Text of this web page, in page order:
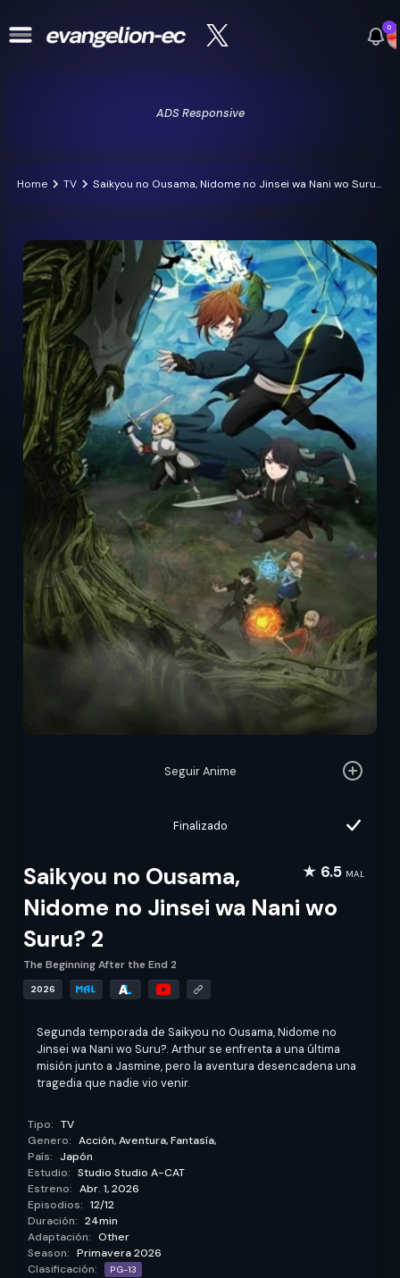
0
ADS Responsive
Home TV Saikyou no Ousama, Nidome no Jinsei wa Nani wo Suru? 2
Seguir Anime
Finalizado
★ 6.5 MAL
Saikyou no Ousama,
Nidome no Jinsei wa Nani wo
Suru? 2
The Beginning After the End 2
2026
Segunda temporada de Saikyou no Ousama, Nidome no
Jinsei wa Nani wo Suru?. Arthur se enfrenta a una última
misión junto a Jasmine, pero la aventura desencadena una
tragedia que nadie vio venir.
Tipo: TV
Genero: Acción,Aventura,Fantasía,
País:
Japón
Estudio: Studio Studio A-CAT
Estreno: Abr. 1, 2026
Episodios: 12/12
Duración: 24min
Adaptación: Other
Season: Primavera 2026
Clasificación:
PG-13